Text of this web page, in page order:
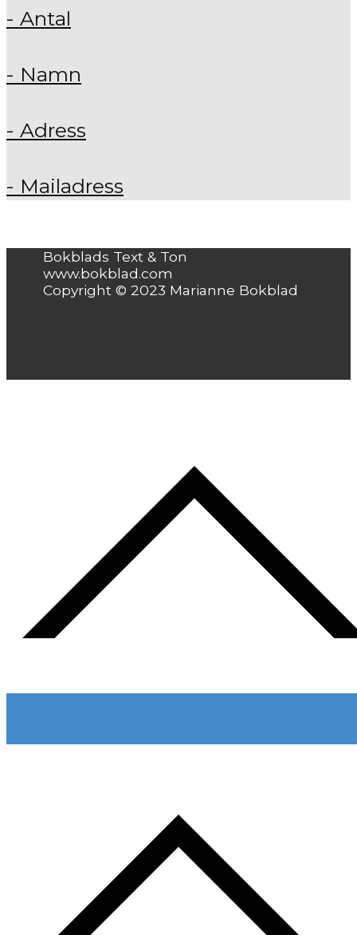
- Antal
- Namn
- Adress
- Mailadress
Bokblads Text & Ton
www.bokblad.com
Copyright © 2023 Marianne Bokblad